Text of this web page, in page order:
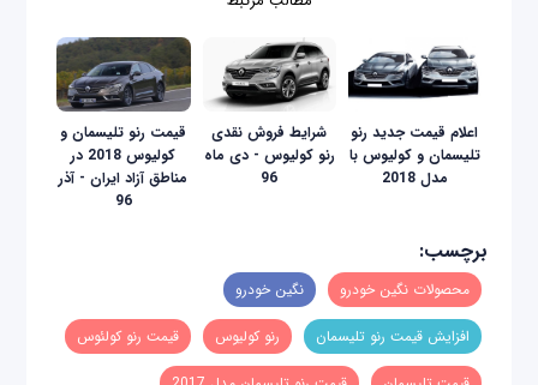
اعلام قیمت جدید رنو
تلیسمان و کولیوس با
مدل 2018
شرایط فروش نقدی
رنو کولیوس - دی ماه
96
قیمت رنو تلیسمان و
کولیوس 2018 در
مناطق آزاد ایران - آذر
96
برچسب:
محصولات نگین خودرو نگین خودرو
افزایش قیمت رنو تلیسمان رنو کولیوس قیمت رنو کولئوس